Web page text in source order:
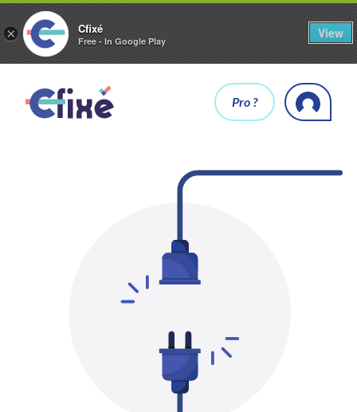
× Cfixé
Free - In Google Play
View
Pro ?